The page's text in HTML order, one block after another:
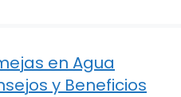
en Agua
y Beneficios